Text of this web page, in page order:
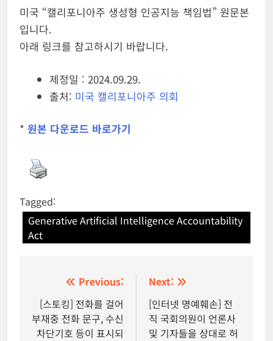
미국 “캘리포니아주 생성형 인공지능 책임법” 원문본
입니다.
아래 링크를 참고하시기 바랍니다.
제정일 : 2024.09.29.
출처: 미국 캘리포니아주 의회
* 원본 다운로드 바로가기
Tagged:
Generative Artificial Intelligence Accountability
Act
탐
색
Previous:
[스토킹] 전화를 걸어
부재중 전화 문구, 수신
차단기호 등이 표시되
Next:
[인터넷 명예훼손] 전
직 국회의원이 언론사
및 기자들을 상대로 허